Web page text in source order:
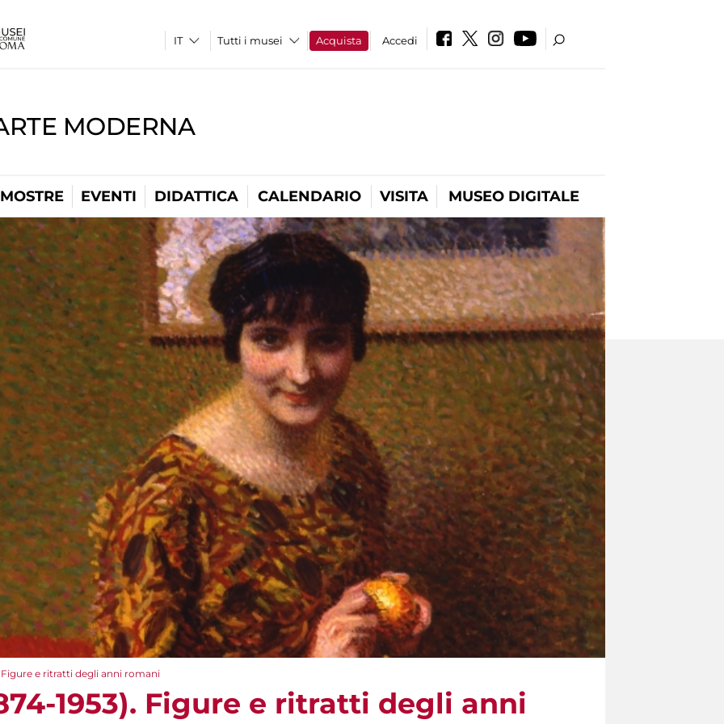
Tutti i musei Acquista Accedi
MODERNA
MOSTRE EVENTI DIDATTICA CALENDARIO VISITA MUSEO DIGITALE
Figure e ritratti degli anni romani
1953). Figure e ritratti degli anni